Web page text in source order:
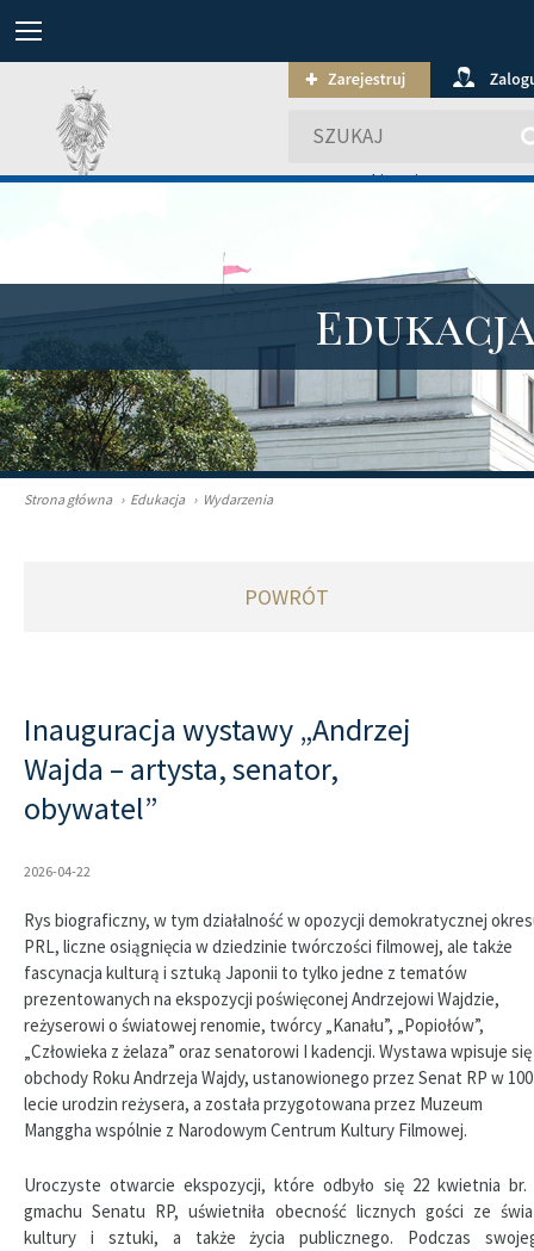
wyszukiwanie
Strona główna › Edukacja › Wydarzenia
POWRÓT
Inauguracja wystawy „Andrzej
Wajda – artysta, senator,
obywatel”
2026-04-22
Rys biograficzny, w tym działalność w opozycji demokratycznej
PRL, liczne osiągnięcia w dziedzinie twórczości filmowej, ale także
fascynacja kulturą i sztuką Japonii to tylko jedne z tematów
prezentowanych na ekspozycji poświęconej Andrzejowi Wajdzie,
reżyserowi o światowej renomie, twórcy „Kanału”, „Popiołów”,
„Człowieka z żelaza” oraz senatorowi I kadencji. Wystawa wpisuje
obchody Roku Andrzeja Wajdy, ustanowionego przez Senat RP w
lecie urodzin reżysera, a została przygotowana przez Muzeum
Manggha wspólnie z Narodowym Centrum Kultury Filmowej.
Uroczyste otwarcie ekspozycji, które odbyło się 22 kwietnia
gmachu Senatu RP, uświetniła obecność licznych gości ze
kultury i sztuki, a także życia publicznego. Podczas